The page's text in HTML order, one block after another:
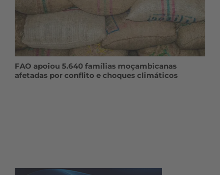
FAO apoiou 5.640 famílias moçambicanas
afetadas por conflito e choques climáticos